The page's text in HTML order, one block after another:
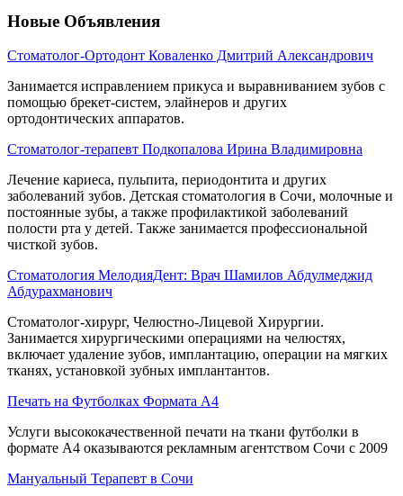
Новые Объявления
Стоматолог-Ортодонт Коваленко Дмитрий Александрович
Занимается исправлением прикуса и выравниванием зубов с
помощью брекет-систем, элайнеров и других
ортодонтических аппаратов.
Стоматолог-терапевт Подкопалова Ирина Владимировна
Лечение кариеса, пульпита, периодонтита и других
заболеваний зубов. Детская стоматология в Сочи, молочные и
постоянные зубы, а также профилактикой заболеваний
полости рта у детей. Также занимается профессиональной
чисткой зубов.
Стоматология МелодияДент: Врач Шамилов Абдулмеджид
Абдурахманович
Стоматолог-хирург, Челюстно-Лицевой Хирургии.
Занимается хирургическими операциями на челюстях,
включает удаление зубов, имплантацию, операции на мягких
тканях, установкой зубных имплантантов.
Печать на Футболках Формата А4
Услуги высококачественной печати на ткани футболки в
формате А4 оказываются рекламным агентством Сочи с 2009
Мануальный Терапевт в Сочи